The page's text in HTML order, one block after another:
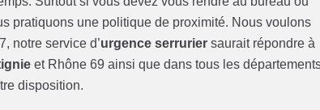
pratiquons une politique de proximité. Nous voulons
notre service d’urgence serrurier saurait répondre à
et Rhône 69 ainsi que dans tous les
disposition.